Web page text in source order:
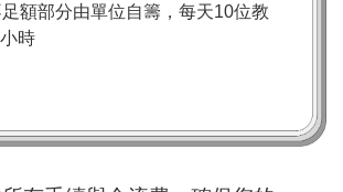
額部分由單位自籌，每天10位教
時